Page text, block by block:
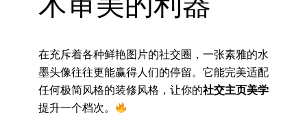
在充斥着各种鲜艳图片的社交圈，一张素雅的水
墨头像往往更能赢得人们的停留。它能完美适配
任何极简风格的装修风格，让你的社交主页美学
提升一个档次。